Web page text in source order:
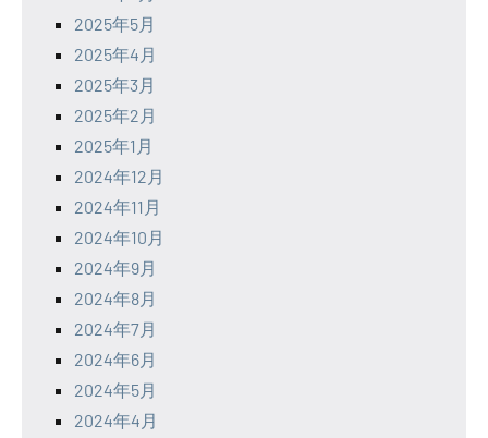
2025年5月
2025年4月
2025年3月
2025年2月
2025年1月
2024年12月
2024年11月
2024年10月
2024年9月
2024年8月
2024年7月
2024年6月
2024年5月
2024年4月